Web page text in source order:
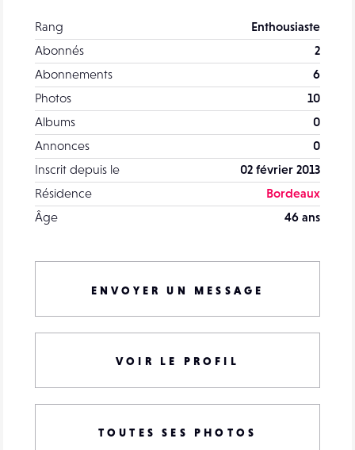
Rang
Enthousiaste
Abonnés
2
Abonnements
6
Photos
10
Albums
0
Annonces
0
Inscrit depuis le
02 février 2013
Résidence
Bordeaux
Âge
46 ans
ENVOYER UN MESSAGE
VOIR LE PROFIL
TOUTES SES PHOTOS